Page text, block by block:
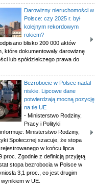
Darowizny nieruchomości w
Polsce: czy 2025 r. był
kolejnym rekordowym
rokiem?
blisko 200 000 aktów
które dokumentowały darowiznę
lub spółdzielczego prawa do
Bezrobocie w Polsce nadal
niskie. Lipcowe dane
potwierdzają mocną pozycję
na tle UE
- Ministerstwo Rodziny,
Pracy i Polityki
Ministerstwo Rodziny,
Społecznej szacuje, że stopa
w końcu lipca
proc. Zgodnie z definicją przyjętą
stopa bezrobocia w Polsce w
3,1 proc., co jest drugim
w UE.